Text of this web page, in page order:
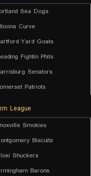
Sea Dogs
Curve
Yard Goats
Fightin Phils
Senators
Patriots
League
Smokies
Biscuits
Shuckers
Barons